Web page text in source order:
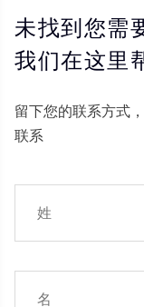
未找到您需
我们在这里
留下您的联系方式
联系